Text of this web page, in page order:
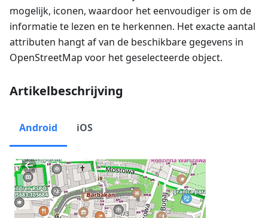
mogelijk, iconen, waardoor het eenvoudiger is om de
informatie te lezen en te herkennen. Het exacte aantal
attributen hangt af van de beschikbare gegevens in
OpenStreetMap voor het geselecteerde object.
Artikelbeschrijving
Android iOS